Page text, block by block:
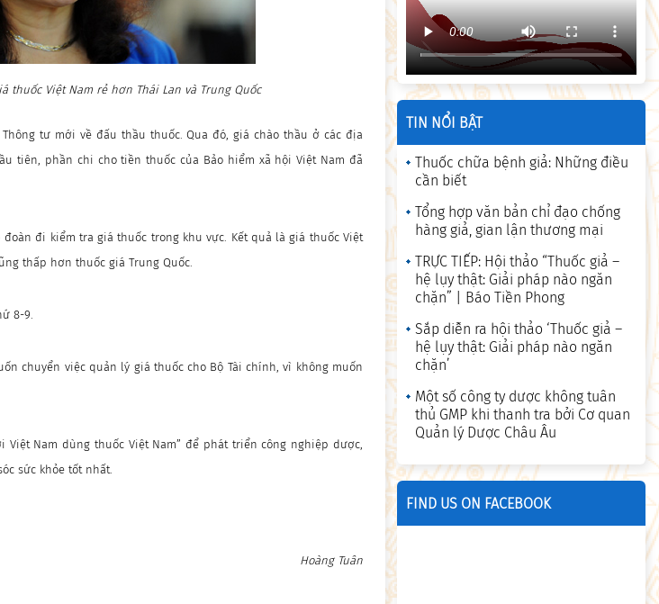
thuốc Việt Nam rẻ hơn Thái Lan và Trung Quốc
tư mới về đấu thầu thuốc. Qua đó, giá chào thầu ở các địa
tiên, phần chi cho tiền thuốc của Bảo hiểm xã hội Việt Nam đã
đi kiểm tra giá thuốc trong khu vực. Kết quả là giá thuốc Việt
thấp hơn thuốc giá Trung Quốc.
8-9.
chuyển việc quản lý giá thuốc cho Bộ Tài chính, vì không muốn
Việt Nam dùng thuốc Việt Nam” để phát triển công nghiệp dược,
sức khỏe tốt nhất.
Hoàng Tuân
TIN NỔI BẬT
Thuốc chữa bệnh giả: Những điều
cần biết
Tổng hợp văn bản chỉ đạo chống
hàng giả, gian lận thương mại
TRỰC TIẾP: Hội thảo “Thuốc giả –
hệ lụy thật: Giải pháp nào ngăn
chặn” | Báo Tiền Phong
Sắp diễn ra hội thảo ‘Thuốc giả –
hệ lụy thật: Giải pháp nào ngăn
chặn’
Một số công ty dược không tuân
thủ GMP khi thanh tra bởi Cơ quan
Quản lý Dược Châu Âu
FIND US ON FACEBOOK